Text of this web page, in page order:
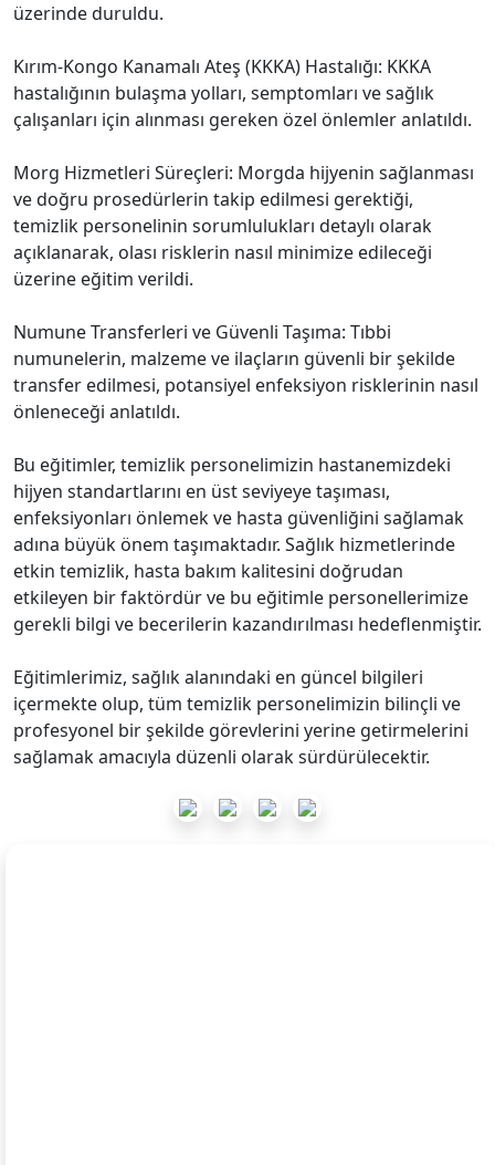
üzerinde duruldu.
Kırım-Kongo Kanamalı Ateş (KKKA) Hastalığı: KKKA
hastalığının bulaşma yolları, semptomları ve sağlık
çalışanları için alınması gereken özel önlemler anlatıldı.
Morg Hizmetleri Süreçleri: Morgda hijyenin sağlanması
ve doğru prosedürlerin takip edilmesi gerektiği,
temizlik personelinin sorumlulukları detaylı olarak
açıklanarak, olası risklerin nasıl minimize edileceği
üzerine eğitim verildi.
Numune Transferleri ve Güvenli Taşıma: Tıbbi
numunelerin, malzeme ve ilaçların güvenli bir şekilde
transfer edilmesi, potansiyel enfeksiyon risklerinin nasıl
önleneceği anlatıldı.
Bu eğitimler, temizlik personelimizin hastanemizdeki
hijyen standartlarını en üst seviyeye taşıması,
enfeksiyonları önlemek ve hasta güvenliğini sağlamak
adına büyük önem taşımaktadır. Sağlık hizmetlerinde
etkin temizlik, hasta bakım kalitesini doğrudan
etkileyen bir faktördür ve bu eğitimle personellerimize
gerekli bilgi ve becerilerin kazandırılması hedeflenmiştir.
Eğitimlerimiz, sağlık alanındaki en güncel bilgileri
içermekte olup, tüm temizlik personelimizin bilinçli ve
profesyonel bir şekilde görevlerini yerine getirmelerini
sağlamak amacıyla düzenli olarak sürdürülecektir.